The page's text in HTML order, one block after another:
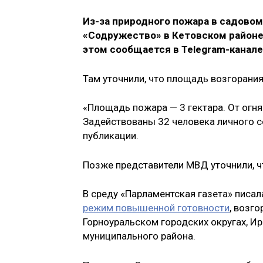
Из-за природного пожара в
«Содружество» в Кетовском
этом сообщается в Telegram-
Там уточнили, что площадь
«Площадь пожара — 3 гектара. От огня
Задействованы 32 человека личного
публикации.
Позже представители МВД уточнили,
В среду «Парламентская газета»
режим повышенной готовности,
Горноуральском городских округах,
муниципального района.